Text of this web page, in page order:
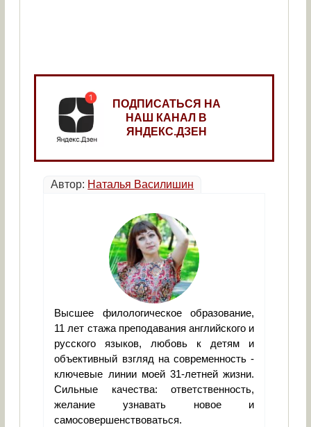
ПОДПИСАТЬСЯ НА
НАШ КАНАЛ В
ЯНДЕКС.ДЗЕН
Автор: Наталья Василишин
Высшее филологическое образование,
11 лет стажа преподавания английского и
русского языков, любовь к детям и
объективный взгляд на современность -
ключевые линии моей 31-летней жизни.
Сильные качества: ответственность,
желание узнавать новое и
самосовершенствоваться.